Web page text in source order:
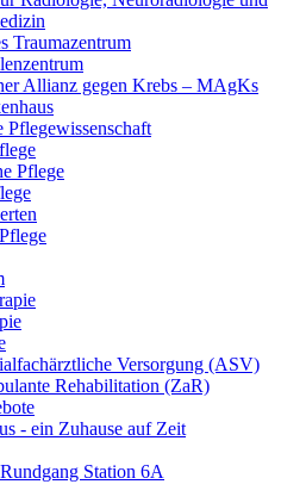
Traumazentrum
Allianz gegen Krebs – MAgKs
Pflegewissenschaft
Pflege
Versorgung (ASV)
Rehabilitation (ZaR)
- ein Zuhause auf Zeit
Station 6A